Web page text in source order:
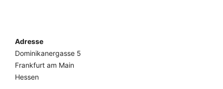
Adresse
Dominikanergasse 5
Frankfurt am Main
Hessen